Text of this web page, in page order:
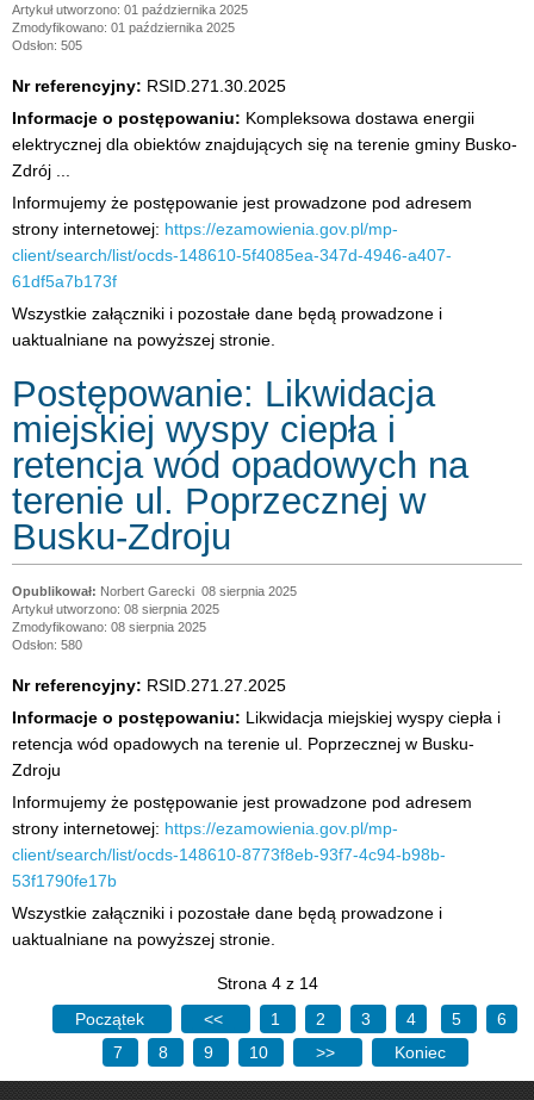
Artykuł utworzono: 01 października 2025
Zmodyfikowano: 01 października 2025
Odsłon: 505
Nr referencyjny: RSID.271.30.2025
Informacje o postępowaniu: Kompleksowa dostawa energii
elektrycznej dla obiektów znajdujących się na terenie gminy Busko-
Zdrój ...
Informujemy że postępowanie jest prowadzone pod adresem
strony internetowej: https://ezamowienia.gov.pl/mp-
client/search/list/ocds-148610-5f4085ea-347d-4946-a407-
61df5a7b173f
Wszystkie załączniki i pozostałe dane będą prowadzone i
uaktualniane na powyższej stronie.
Postępowanie: Likwidacja
miejskiej wyspy ciepła i
retencja wód opadowych na
terenie ul. Poprzecznej w
Busku-Zdroju
Norbert Garecki 08 sierpnia 2025
Artykuł utworzono: 08 sierpnia 2025
Zmodyfikowano: 08 sierpnia 2025
Odsłon: 580
Nr referencyjny: RSID.271.27.2025
Informacje o postępowaniu: Likwidacja miejskiej wyspy ciepła i
retencja wód opadowych na terenie ul. Poprzecznej w Busku-
Zdroju
Informujemy że postępowanie jest prowadzone pod adresem
strony internetowej: https://ezamowienia.gov.pl/mp-
client/search/list/ocds-148610-8773f8eb-93f7-4c94-b98b-
53f1790fe17b
Wszystkie załączniki i pozostałe dane będą prowadzone i
uaktualniane na powyższej stronie.
Strona 4 z 14
Początek
<< 1 2 3 4 5
6
7
8 9 10 >> Koniec